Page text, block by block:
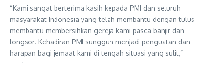
“Kami sangat berterima kasih kepada PMI dan seluruh
masyarakat Indonesia yang telah membantu dengan tulus
membantu membersihkan gereja kami pasca banjir dan
longsor. Kehadiran PMI sungguh menjadi penguatan dan
harapan bagi jemaat kami di tengah situasi yang sulit,”